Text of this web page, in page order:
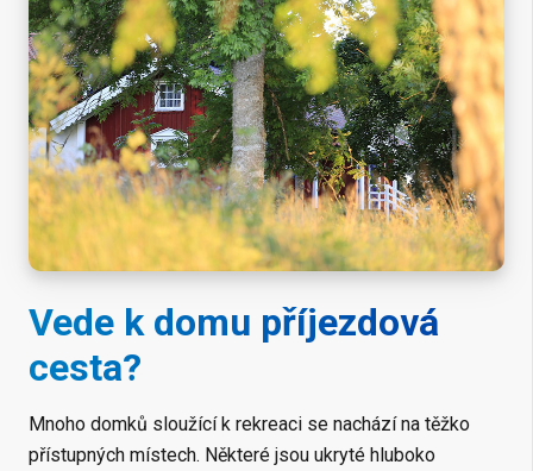
Vede k domu příjezdová
cesta?
Mnoho domků sloužící k rekreaci se nachází na těžko
přístupných místech. Některé jsou ukryté hluboko